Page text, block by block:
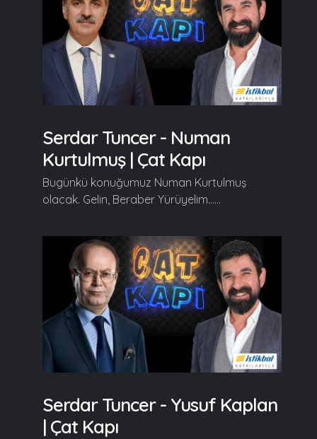
Serdar Tuncer - Numan
Kurtulmuş | Çat Kapı
Bugünkü konuğumuz Numan Kurtulmuş
olacak. Gelin, Beraber Yürüyelim......
Serdar Tuncer - Yusuf Kaplan
| Çat Kapı